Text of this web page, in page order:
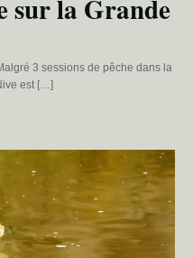
sur la Grande
3 sessions de pêche dans la
est […]